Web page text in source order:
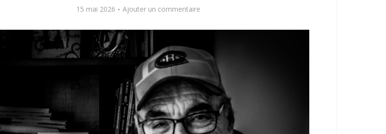
15 mai 2026 Ajouter un commentaire